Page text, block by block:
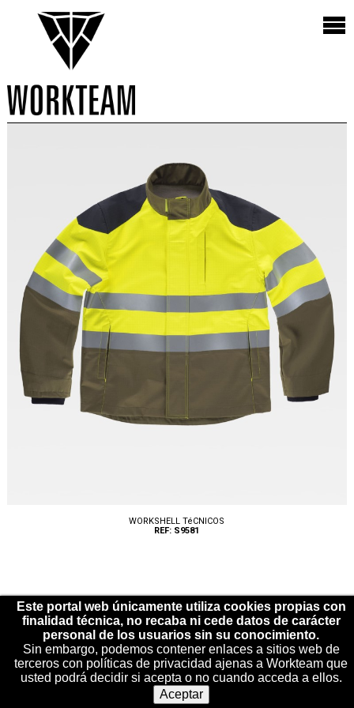
Tallas: S, M, L, XL, XXL
WORKSHELL TéCNICOS
REF: S9581
Este portal web únicamente utiliza cookies propias con
finalidad técnica, no recaba ni cede datos de carácter
personal de los usuarios sin su conocimiento.
Sin embargo, podemos contener enlaces a sitios web de
terceros con políticas de privacidad ajenas a Workteam que
usted podrá decidir si acepta o no cuando acceda a ellos.
Aceptar